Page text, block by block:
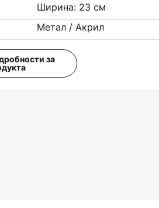
Ширина: 23 см
Метал / Акрил
за